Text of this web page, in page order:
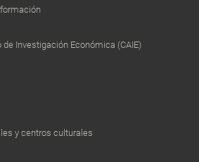
Investigación Económica (CAIE)
y centros culturales